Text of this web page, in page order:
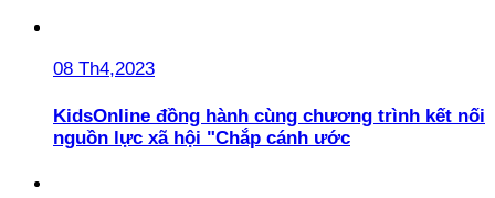
08 Th4,2023
KidsOnline đồng hành cùng chương trình kết nối
nguồn lực xã hội "Chắp cánh ước